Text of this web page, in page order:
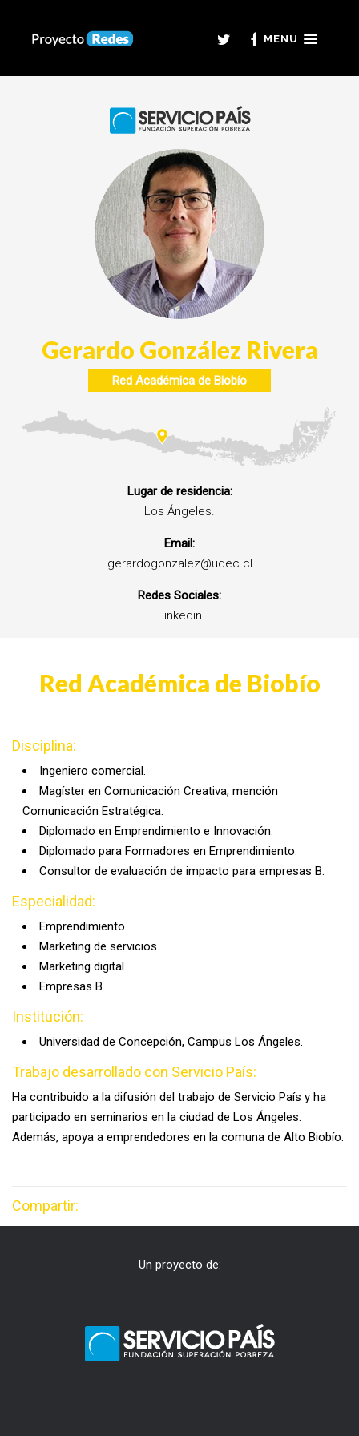
MENU
Gerardo González Rivera
Red Académica de Biobío
Lugar de residencia:
Los Ángeles.
Email:
gerardogonzalez@udec.cl
Redes Sociales:
Linkedin
Red Académica de Biobío
Disciplina:
Ingeniero comercial.
Magíster en Comunicación Creativa, mención
Comunicación Estratégica.
Diplomado en Emprendimiento e Innovación.
Diplomado para Formadores en Emprendimiento.
Consultor de evaluación de impacto para empresas B.
Especialidad:
Emprendimiento.
Marketing de servicios.
Marketing digital.
Empresas B.
Institución:
Universidad de Concepción, Campus Los Ángeles.
Trabajo desarrollado con Servicio País:
Ha contribuido a la difusión del trabajo de Servicio País y ha
participado en seminarios en la ciudad de Los Ángeles.
Además, apoya a emprendedores en la comuna de Alto Biobío.
Compartir:
Un proyecto de: